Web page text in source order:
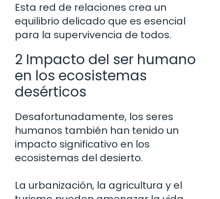
Esta red de relaciones crea un
equilibrio delicado que es esencial
para la supervivencia de todos.
2 Impacto del ser humano
en los ecosistemas
desérticos
Desafortunadamente, los seres
humanos también han tenido un
impacto significativo en los
ecosistemas del desierto.
La urbanización, la agricultura y el